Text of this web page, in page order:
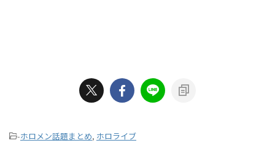
-ホロメン話題まとめ, ホロライブ